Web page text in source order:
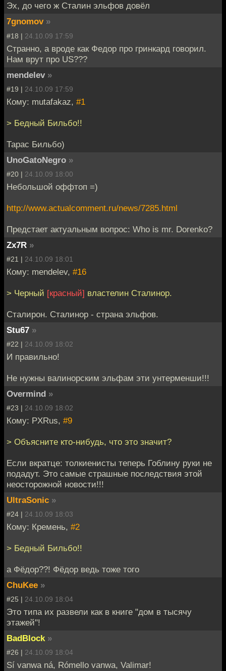
Эх, до чего ж Сталин эльфов довёл
7gnomov »
#18 | 24.10.09 17:59
Странно, а вроде как Федор про гринкард говорил.
Нам врут про US???
mendelev »
#19 | 24.10.09 17:59
Кому: mutafakaz, #1
> Бедный Бильбо!!
Тарас Бильбо)
UnoGatoNegro »
#20 | 24.10.09 18:00
Небольшой оффтоп =)
http://www.actualcomment.ru/news/7285.html
Предстает актуальным вопрос: Who is mr. Dorenko?
Zx7R »
#21 | 24.10.09 18:01
Кому: mendelev, #16
> Черный [красный] властелин Сталинор.
Сталирон. Сталинор - страна эльфов.
Stu67 »
#22 | 24.10.09 18:02
И правильно!
Не нужны валинорским эльфам эти унтерменши!!!
Overmind »
#23 | 24.10.09 18:02
Кому: PXRus, #9
> Объясните кто-нибудь, что это значит?
Если вкратце: толкиенисты теперь Гоблину руки не
подадут. Это самые страшные последствия этой
неосторожной новости!!!
UltraSonic »
#24 | 24.10.09 18:03
Кому: Кремень, #2
> Бедный Бильбо!!
а Фёдор??! Фёдор ведь тоже того
ChuKee »
#25 | 24.10.09 18:04
Это типа их развели как в книге "дом в тысячу
этажей"!
BadBlock »
#26 | 24.10.09 18:04
Sí vanwa ná, Rómello vanwa, Valimar!